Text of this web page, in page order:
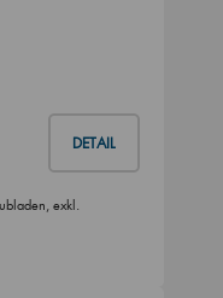
DETAIL
exkl.